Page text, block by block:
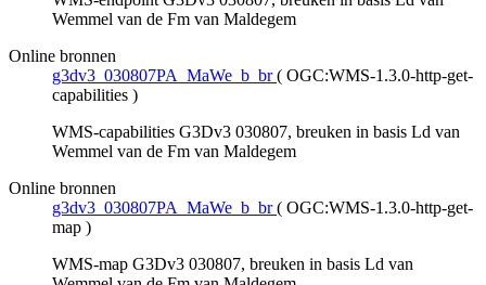
Wemmel van de Fm van Maldegem
Online bronnen
g3dv3_030807PA_MaWe_b_br ( OGC:WMS-1.3.0-http-get-
capabilities )
WMS-capabilities G3Dv3 030807, breuken in basis Ld van
Wemmel van de Fm van Maldegem
Online bronnen
g3dv3_030807PA_MaWe_b_br ( OGC:WMS-1.3.0-http-get-
map )
WMS-map G3Dv3 030807, breuken in basis Ld van